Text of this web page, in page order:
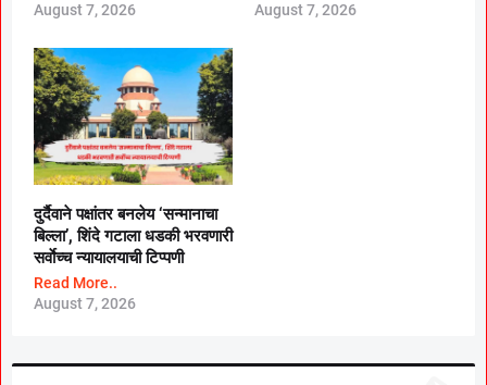
August 7, 2026
August 7, 2026
दुर्दैवाने पक्षांतर बनलेय ‘सन्मानाचा
बिल्ला’, शिंदे गटाला धडकी भरवणारी
सर्वाेच्च न्यायालयाची टिप्पणी
Read More..
August 7, 2026